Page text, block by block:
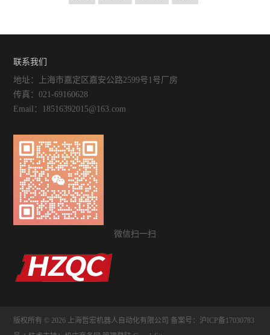
联系我们
地址：上海市嘉定区嘉安公路2599号1号厂房
传真：021-69160628
Email：18516392015@163.com
微信扫一扫
版权所有 © 2026 上海哲宏机器人自动化有限公司 备案号：沪ICP备17030783